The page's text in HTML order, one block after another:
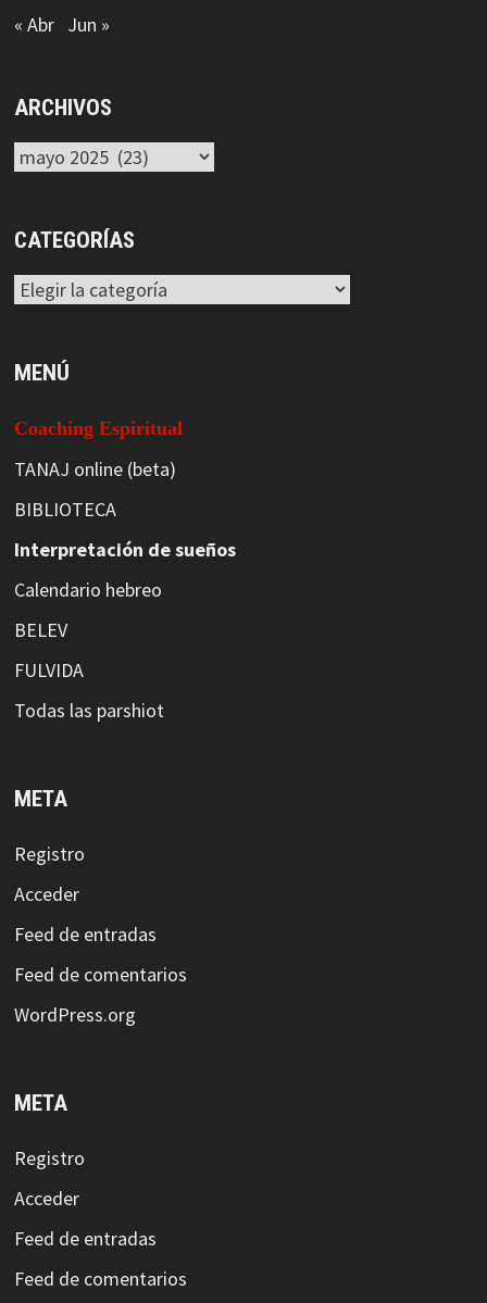
« Abr Jun »
ARCHIVOS
Archivos
CATEGORÍAS
Categorías
MENÚ
Coaching Espiritual
TANAJ online (beta)
BIBLIOTECA
Interpretación de sueños
Calendario hebreo
BELEV
FULVIDA
Todas las parshiot
META
Registro
Acceder
Feed de entradas
Feed de comentarios
WordPress.org
META
Registro
Acceder
Feed de entradas
Feed de comentarios